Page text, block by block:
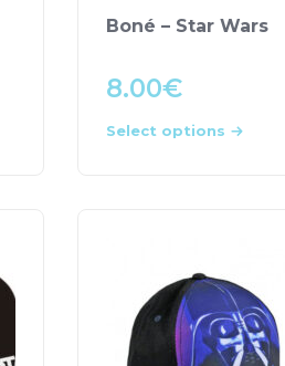
Boné – Star Wars
8.00€
Select options